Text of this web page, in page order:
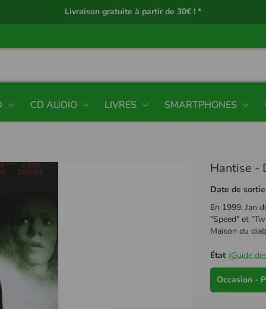
Livraison gratuite à partir de 30€ ! *
CD AUDIO LIVRES SMARTPHONES
Hantise -
Date de sortie
En 1999, Jan
"Speed" et
Maison du
État (Guide
Occasion -